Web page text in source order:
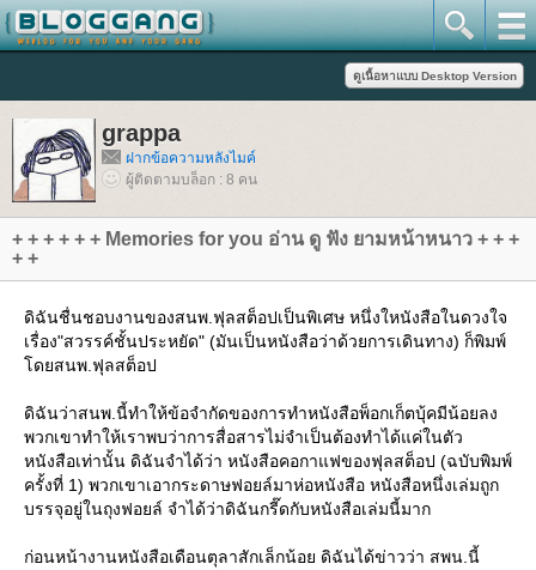
grappa
ฝากข้อความหลังไมค์
ผู้ติดตามบล็อก : 8 คน
+ + + + + + Memories for you อ่าน ดู ฟัง ยามหน้าหนาว + + +
+ +
ดิฉันชื่นชอบงานของสนพ.ฟุลสต็อปเป็นพิเศษ หนึ่งใหนังสือในดวงใจ
เรื่อง"สวรรค์ชั้นประหยัด" (มันเป็นหนังสือว่าด้วยการเดินทาง) ก็พิมพ์
ดยสนพ.ฟุลสต็อป
ดิฉันว่าสนพ.นี้ทำให้ข้อจำกัดของการทำหนังสือพ็อกเก็ตบุ้คมีน้อยลง
พวกเขาทำให้เราพบว่าการสื่อสารไม่จำเป็นต้องทำได้แค่ในตัว
หนังสือเท่านั้น ดิฉันจำได้ว่า หนังสือคอกาแฟของฟุลสต็อป (ฉบับพิมพ์
ครั้งที่ 1) พวกเขาเอากระดาษฟอยล์มาห่อหนังสือ หนังสือหนึ่งเล่มถูก
บรรจุอยู่ในถุงฟอยล์ จำได้ว่าดิฉันกรี๊ดกับหนังสือเล่มนี้มาก
ก่อนหน้างานหนังสือเดือนตุลาสักเล็กน้อย ดิฉันได้ข่าวว่า สพน.นี้